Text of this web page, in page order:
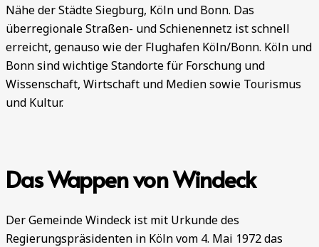
Nähe der Städte Siegburg, Köln und Bonn. Das
überregionale Straßen- und Schienennetz ist schnell
erreicht, genauso wie der Flughafen Köln/Bonn. Köln und
Bonn sind wichtige Standorte für Forschung und
Wissenschaft, Wirtschaft und Medien sowie Tourismus
und Kultur.
Das Wappen von Windeck
Der Gemeinde Windeck ist mit Urkunde des
Regierungspräsidenten in Köln vom 4. Mai 1972 das